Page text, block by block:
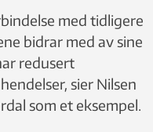
med tidligere
bidrar med av sine
redusert
sier Nilsen
som et eksempel.